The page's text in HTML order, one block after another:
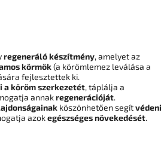
regeneráló készítmény, amelyet az
körmök(a körömlemez leválása a
fejlesztettek ki.
köröm szerkezetét, táplálja a
annakregenerációját.
köszönhetően segítvédeni
azokegészséges növekedését.